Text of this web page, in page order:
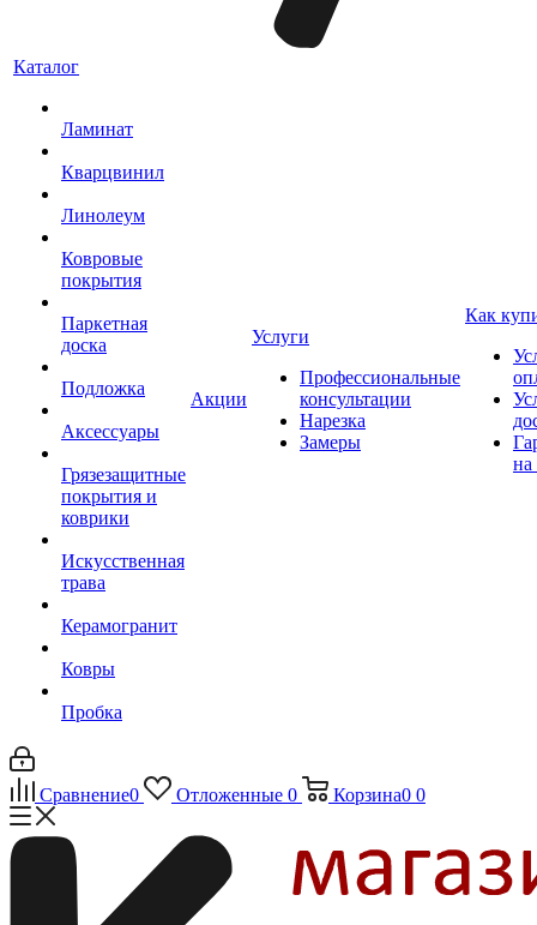
Каталог
Ламинат
Кварцвинил
Линолеум
Ковровые
покрытия
Паркетная
доска
Подложка
Аксессуары
Грязезащитные
покрытия и
коврики
Искусственная
трава
Керамогранит
Ковры
Пробка
Акции
Услуги
Профессиональные
консультации
Нарезка
Замеры
Как
на
Сравнение0 Отложенные 0 Корзина0 0